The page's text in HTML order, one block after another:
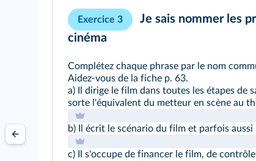
Exercice 3
Je sais nommer les
cinéma
Complétez chaque phrase par le nom
Aidez-vous de la fiche p. 63.
a) Il dirige le film dans toutes les étapes de
sorte l'équivalent du metteur en scène au
b) Il écrit le scénario du film et parfois aussi
c) Il s'occupe de financer le film, de